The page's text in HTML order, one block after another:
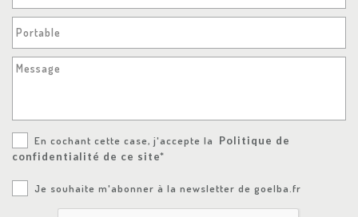
Portable
Message
En cochant cette case, j'accepte la
Politique de
confidentialité de ce site*
Je souhaite m'abonner à la newsletter de goelba.fr